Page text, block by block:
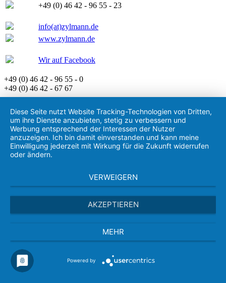
+49 (0) 46 42 - 96 55 - 23
info(at)zylmann.de
www.zylmann.de
Wir auf Facebook
+49 (0) 46 42 - 96 55 - 0
+49 (0) 46 42 - 67 67
Diese Seite nutzt Website Tracking-Technologien von Dritten,
um ihre Dienste anzubieten, stetig zu verbessern und
Werbung entsprechend der Interessen der Nutzer
anzuzeigen. Ich bin damit einverstanden und kann meine
Einwilligung jederzeit mit Wirkung für die Zukunft widerrufen
oder ändern.
VERWEIGERN
AKZEPTIEREN
MEHR
Powered by